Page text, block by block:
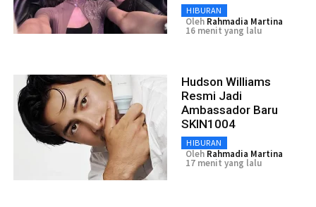
HIBURAN
Oleh Rahmadia Martina
16 menit yang lalu
Hudson Williams
Resmi Jadi
Ambassador Baru
SKIN1004
HIBURAN
Oleh Rahmadia Martina
17 menit yang lalu